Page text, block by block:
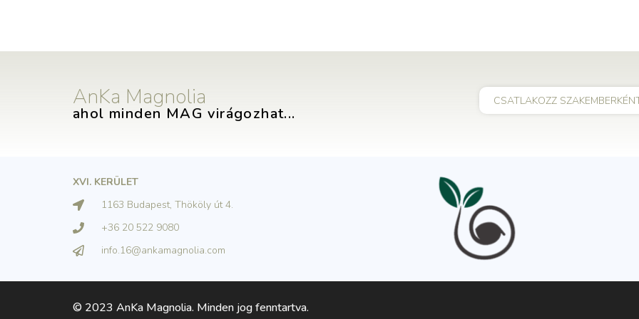
AnKa Magnolia
ahol minden MAG virágozhat...
CSATLAKOZZ
XVI. KERÜLET
1163 Budapest, Thököly út 4.
+36 20 522 9080
info.16@ankamagnolia.com
© 2023 AnKa Magnolia. Minden jog fenntartva.